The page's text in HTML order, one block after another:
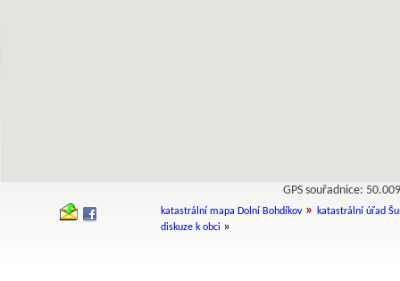
GPS souřadnice:
katastrální mapa Dolní Bohdíkov» katastrální úřad
diskuze k obci »